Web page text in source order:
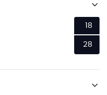
18
28